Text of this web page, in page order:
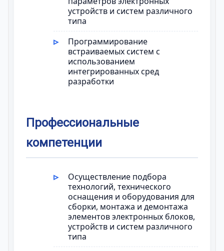
устройств и систем различного
типа
Программирование
встраиваемых систем с
использованием
интегрированных сред
разработки
Профессиональные
компетенции
Осуществление подбора
технологий, технического
оснащения и оборудования для
сборки, монтажа и демонтажа
элементов электронных блоков,
устройств и систем различного
типа